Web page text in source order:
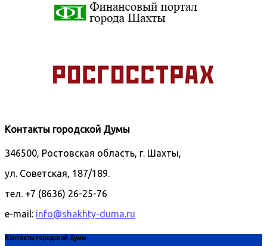
Контакты городской Думы
346500, Ростовская область, г. Шахты,
ул. Советская, 187/189.
тел. +7 (8636) 26-25-76
e-mail: info@shakhty-duma.ru
Контакты городской Думы